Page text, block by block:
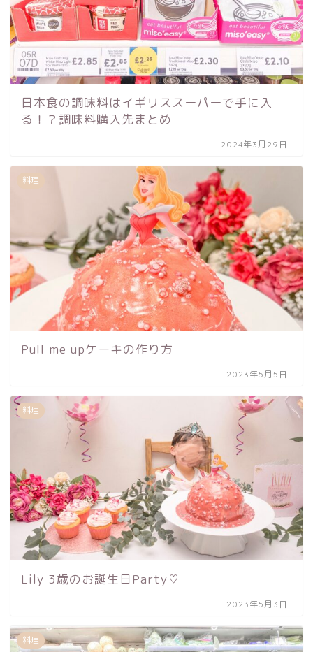
日本食の調味料はイギリススーパーで手に入
る！？調味料購入先まとめ
2024年3月29日
料理
Pull me upケーキの作り方
2023年5月5日
料理
Lily 3歳のお誕生日Party♡
2023年5月3日
料理